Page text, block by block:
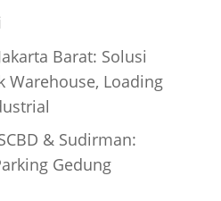
Barat: Solusi
Warehouse, Loading
& Sudirman:
Gedung